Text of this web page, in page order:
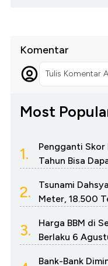
Komentar
Tulis Komentar
Most
1.
Pengganti
Tahun Bisa
2.
Tsunami
Meter, 18.500
3.
Harga BBM di
Berlaku 6
Bank-Bank